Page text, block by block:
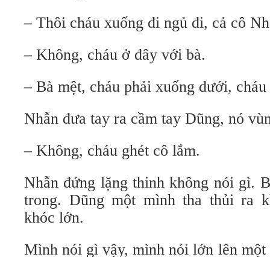
– Thôi cháu xuống đi ngủ đi, cả cô
– Không, cháu ở đây với bà.
– Bà mệt, cháu phải xuống dưới,
Nhẫn đưa tay ra cầm tay Dũng, nó
– Không, cháu ghét cô lắm.
Nhẫn đứng lặng thinh không nói gì.
trong. Dũng một mình tha thủi ra
khóc lớn.
Mình nói gì vậy, mình nói lớn lên